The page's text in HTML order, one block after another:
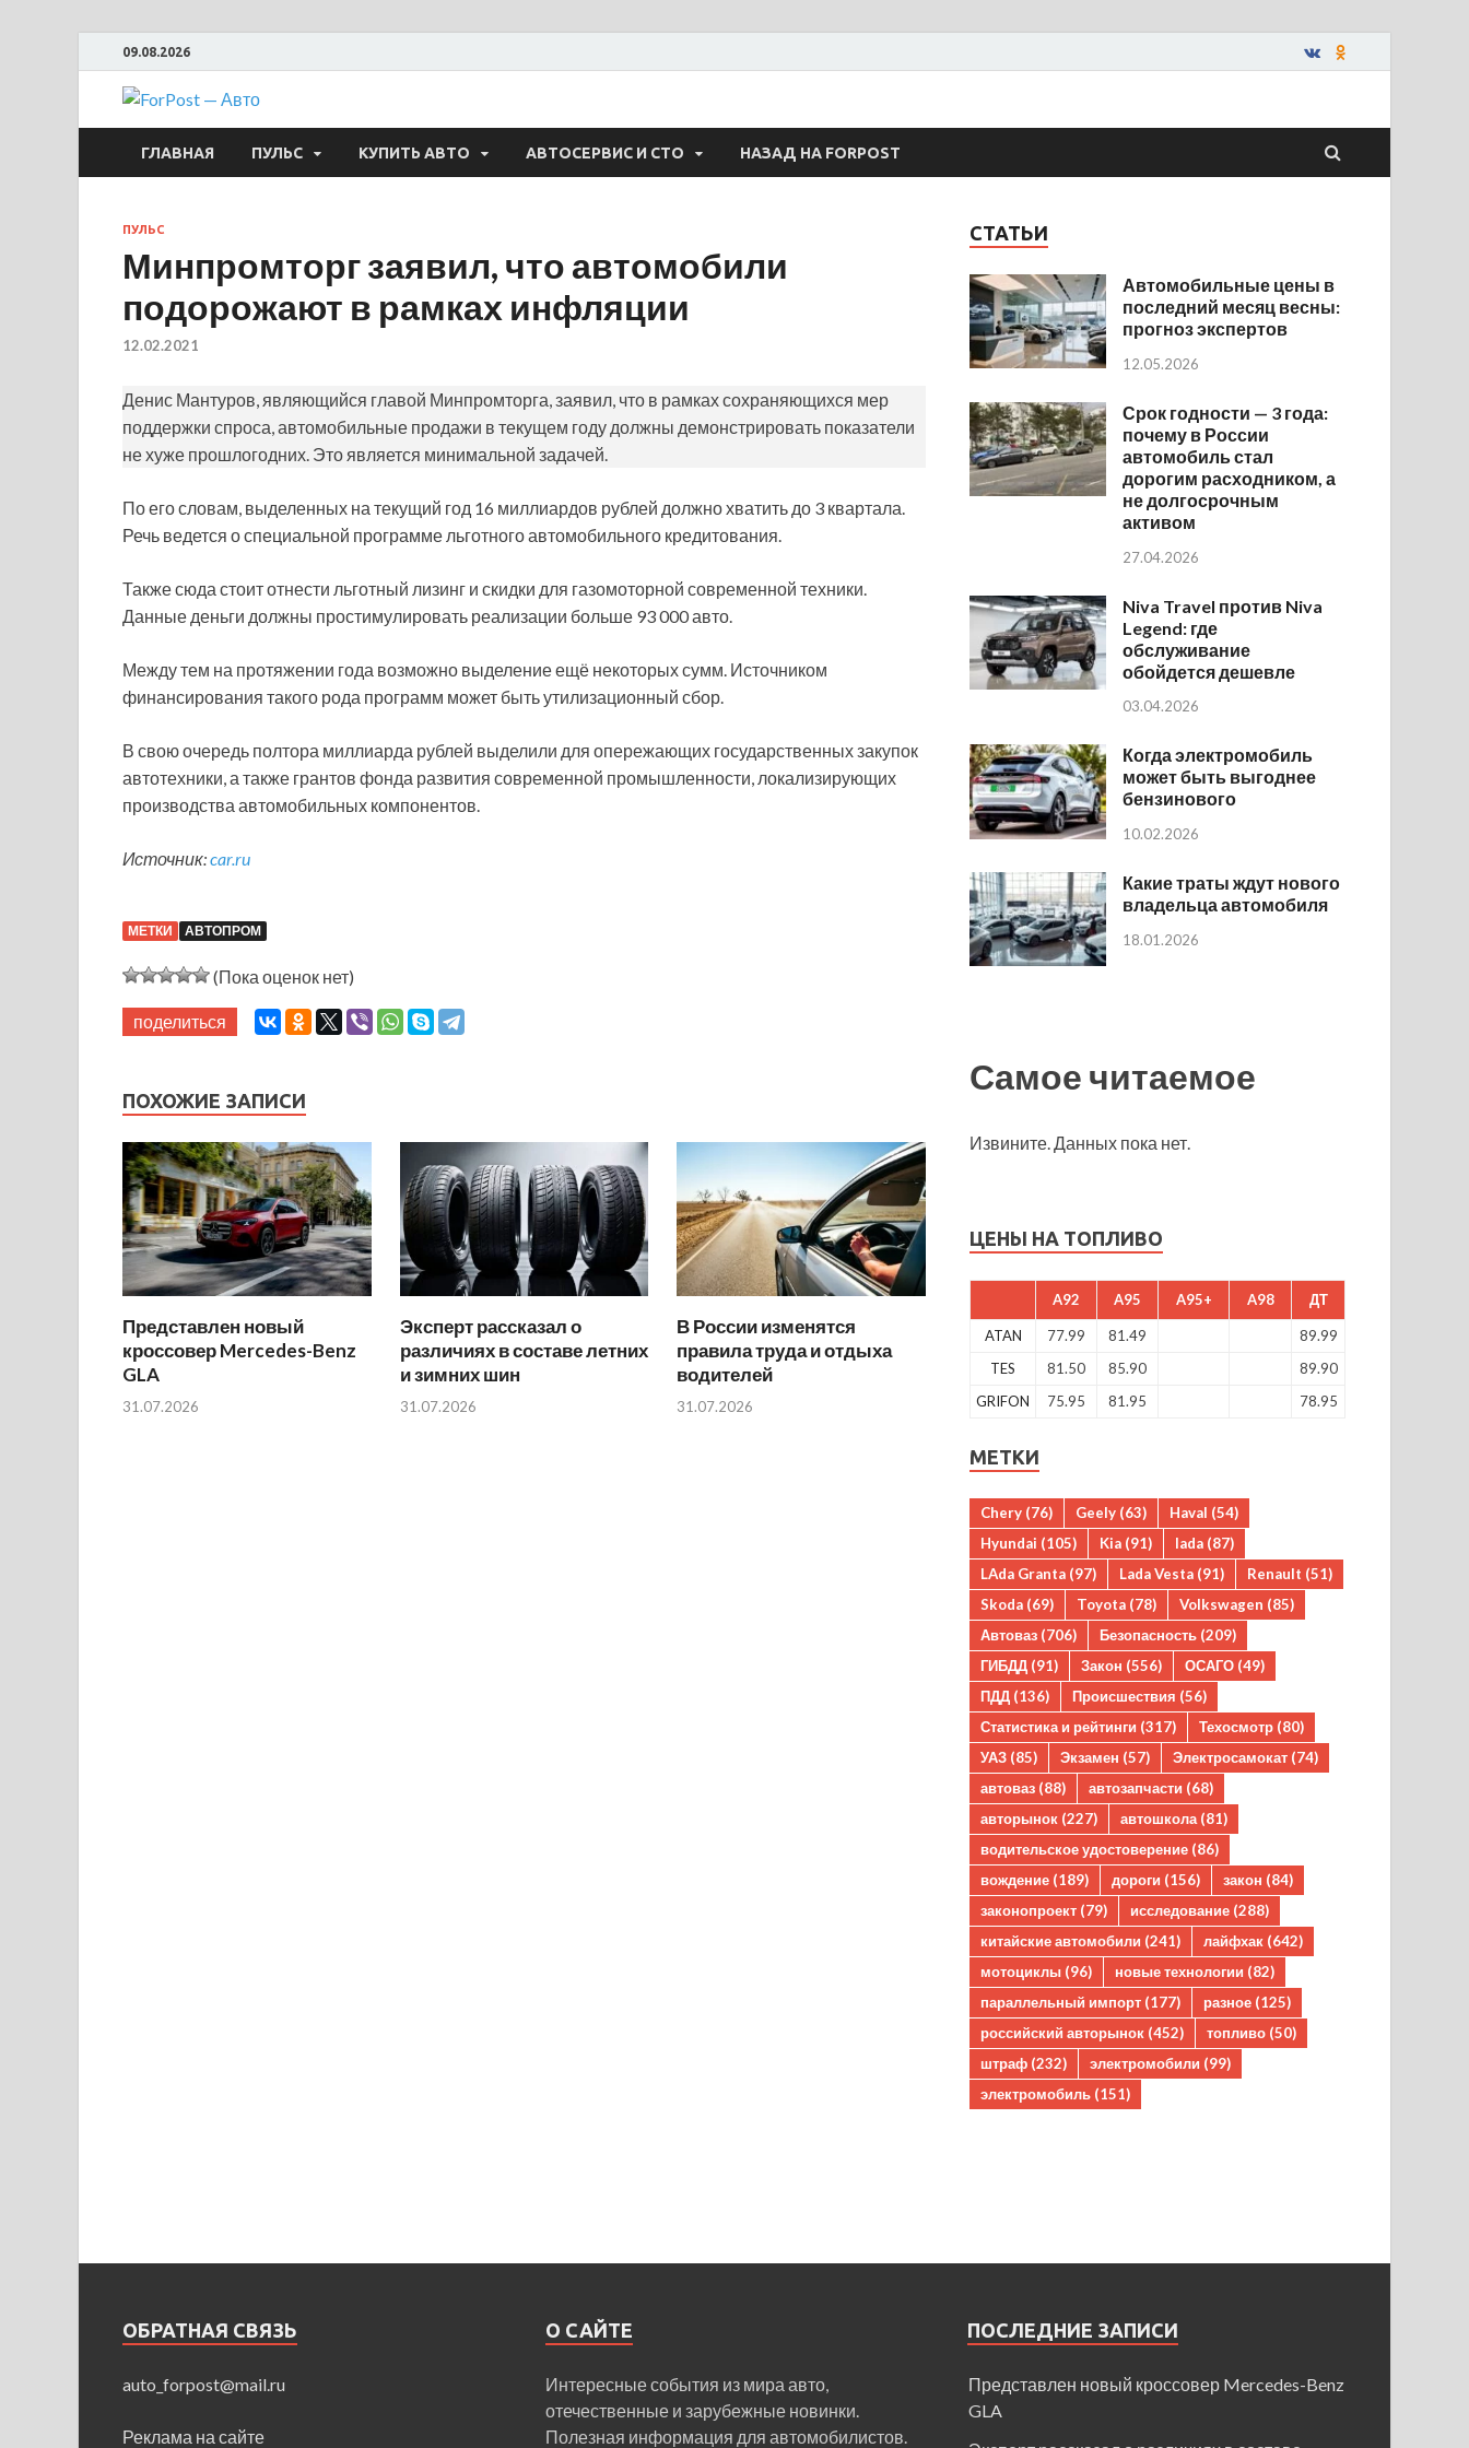
09.08.2026
ForPost — Авто
ГЛАВНАЯ ПУЛЬС КУПИТЬ АВТО АВТОСЕРВИС И СТО НАЗАД НА FORPOST
ПУЛЬС
Минпромторг заявил, что автомобили
подорожают в рамках инфляции
12.02.2021
Денис Мантуров, являющийся главой Минпромторга, заявил, что в рамках сохраняющихся мер
поддержки спроса, автомобильные продажи в текущем году должны демонстрировать показатели
не хуже прошлогодних. Это является минимальной задачей.
По его словам, выделенных на текущий год 16 миллиардов рублей должно хватить до 3 квартала.
Речь ведется о специальной программе льготного автомобильного кредитования.
Также сюда стоит отнести льготный лизинг и скидки для газомоторной современной техники.
Данные деньги должны простимулировать реализации больше 93 000 авто.
Между тем на протяжении года возможно выделение ещё некоторых сумм. Источником
финансирования такого рода программ может быть утилизационный сбор.
В свою очередь полтора миллиарда рублей выделили для опережающих государственных закупок
автотехники, а также грантов фонда развития современной промышленности, локализирующих
производства автомобильных компонентов.
Источник:car.ru
МЕТКИ АВТОПРОМ
(Пока оценок нет)
поделиться
ПОХОЖИЕ ЗАПИСИ
Представлен новый
кроссовер Mercedes-Benz
GLA
31.07.2026
Эксперт рассказал о
различиях в составе летних
и зимних шин
31.07.2026
В России изменятся
правила труда и отдыха
водителей
31.07.2026
СТАТЬИ
Автомобильные цены в
последний месяц весны:
прогноз экспертов
12.05.2026
Срок годности — 3 года:
почему в России
автомобиль стал
дорогим расходником, а
не долгосрочным
активом
27.04.2026
Niva Travel против Niva
Legend: где
обслуживание
обойдется дешевле
03.04.2026
Когда электромобиль
может быть выгоднее
бензинового
10.02.2026
Какие траты ждут нового
владельца автомобиля
18.01.2026
Самое читаемое
Извините. Данных пока нет.
ЦЕНЫ НА ТОПЛИВО
A92 A95 A95+ A98 ДТ
ATAN 77.99 81.49
89.99
TES
81.50 85.90
89.90
GRIFON
75.95 81.95 78.95
МЕТКИ
Chery (76) Geely (63) Haval (54)
Hyundai (105) Kia (91) lada (87)
LAda Granta (97) Lada Vesta (91) Renault (51)
Skoda (69) Toyota (78) Volkswagen (85)
Автоваз (706) Безопасность (209)
ГИБДД (91) Закон (556) ОСАГО (49)
ПДД (136) Происшествия (56)
Статистика и рейтинги (317) Техосмотр (80)
УАЗ (85) Экзамен (57) Электросамокат (74)
автоваз (88) автозапчасти (68)
авторынок (227) автошкола (81)
водительское удостоверение (86)
вождение (189) дороги (156) закон (84)
законопроект (79) исследование (288)
китайские автомобили (241) лайфхак (642)
мотоциклы (96) новые технологии (82)
параллельный импорт (177) разное (125)
российский авторынок (452) топливо (50)
штраф (232) электромобили (99)
электромобиль (151)
ОБРАТНАЯ СВЯЗЬ
auto_forpost@mail.ru
Реклама на сайте
О САЙТЕ
Интересные события из мира авто,
отечественные и зарубежные новинки.
Полезная информация для автомобилистов.
ПОСЛЕДНИЕ ЗАПИСИ
Представлен новый кроссовер Mercedes-Benz
GLA